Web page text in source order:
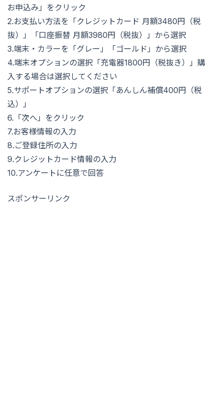
お申込み」をクリック
2.お支払い方法を「クレジットカード 月額3480円（税
抜）」「口座振替 月額3980円（税抜）」から選択
3.端末・カラーを「グレー」「ゴールド」から選択
4.端末オプションの選択「充電器1800円（税抜き）」購
入する場合は選択してください
5.サポートオプションの選択「あんしん補償400円（税
込）」
6.「次へ」をクリック
7.お客様情報の入力
8.ご登録住所の入力
9.クレジットカード情報の入力
10.アンケートに任意で回答
スポンサーリンク